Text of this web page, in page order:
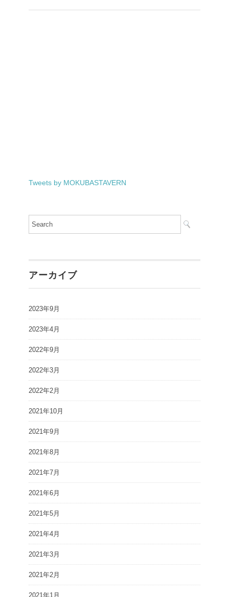
Tweets by MOKUBASTAVERN
アーカイブ
2023年9月
2023年4月
2022年9月
2022年3月
2022年2月
2021年10月
2021年9月
2021年8月
2021年7月
2021年6月
2021年5月
2021年4月
2021年3月
2021年2月
2021年1月